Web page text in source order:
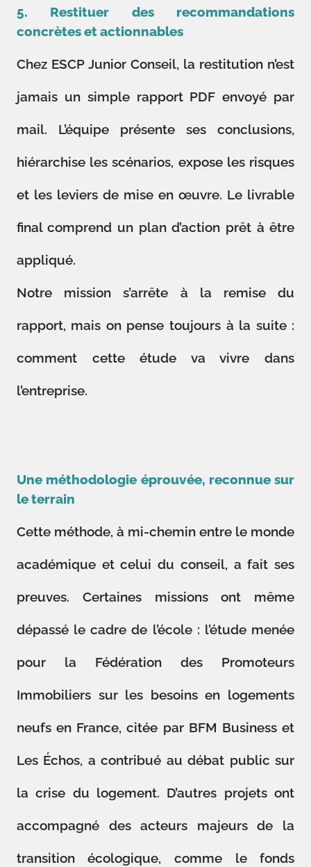
5. Restituer des recommandations
concrètes et actionnables
Chez ESCP Junior Conseil, la restitution n’est
jamais un simple rapport PDF envoyé par
mail. L’équipe présente ses conclusions,
hiérarchise les scénarios, expose les risques
et les leviers de mise en œuvre. Le livrable
final comprend un plan d’action prêt à être
appliqué.
Notre mission s’arrête à la remise du
rapport, mais on pense toujours à la suite :
comment cette étude va vivre dans
l’entreprise.
Une méthodologie éprouvée, reconnue sur
le terrain
Cette méthode, à mi-chemin entre le monde
académique et celui du conseil, a fait ses
preuves. Certaines missions ont même
dépassé le cadre de l’école : l’étude menée
pour la Fédération des Promoteurs
Immobiliers sur les besoins en logements
neufs en France, citée par BFM Business et
Les Échos, a contribué au débat public sur
la crise du logement. D’autres projets ont
accompagné des acteurs majeurs de la
transition écologique, comme le fonds